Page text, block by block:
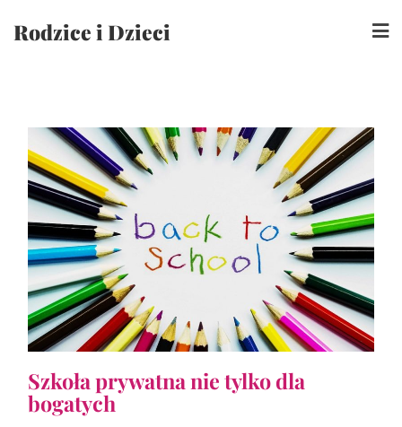
Rodzice i Dzieci
Szkoła prywatna nie tylko dla
bogatych